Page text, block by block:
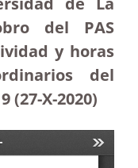
del PAS
y horas
del
(27-X-2020)